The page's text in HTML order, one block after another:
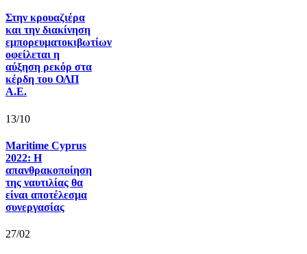
Στην κρουαζιέρα
και την διακίνηση
εμπορευματοκιβωτίων
οφείλεται η
αύξηση ρεκόρ στα
κέρδη του ΟΛΠ
Α.Ε.
13/10
Maritime Cyprus
2022: Η
απανθρακοποίηση
της ναυτιλίας θα
είναι αποτέλεσμα
συνεργασίας
27/02